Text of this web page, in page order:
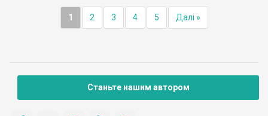
1 2 3 4 5 Далі »
Станьте нашим автором